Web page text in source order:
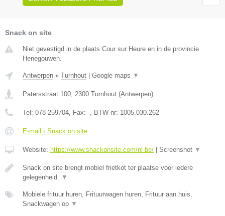
Snack on site
Niet gevestigd in de plaats Cour sur Heure en in de provincie
Henegouwen.
Antwerpen » Turnhout | Google maps ▼
Patersstraat 100 2300 Turnhout (Antwerpen)
Tel: 078-259704 , Fax: - , BTW-nr: 1005.030.262
E-mail › Snack on site
Website: https://www.snackonsite.com/nl-be/ | Screenshot ▼
Snack on site brengt mobiel frietkot ter plaatse voor iedere
gelegenheid.
▼
Mobiele frituur huren, Frituurwagen huren, Frituur aan huis,
Snackwagen op ▼